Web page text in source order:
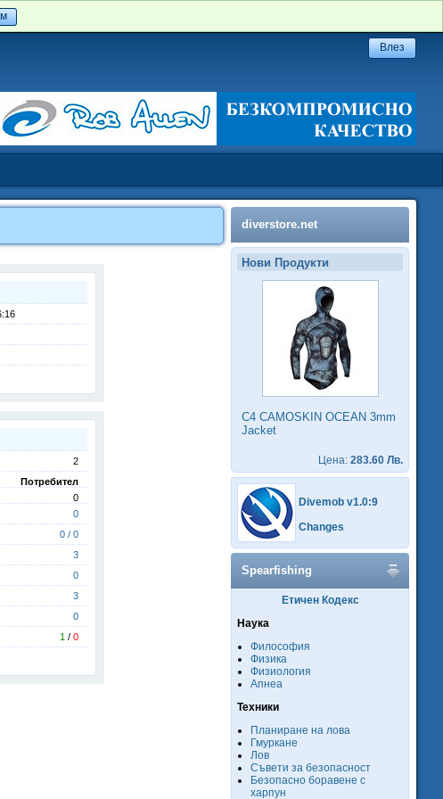
2
Потребител
0
0
0 / 0
3
0
3
0
1 / 0
diverstore.net
Нови Продукти
C4 CAMOSKIN OCEAN 3mm
Jacket
Цена: 283.60 Лв.
Divemob v1.0:9
Changes
Spearfishing
Етичен Кодекс
Наука
Философия
Физика
Физиология
Апнеа
Техники
Планиране на лова
Гмуркане
Лов
Съвети за безопасност
Безопасно боравене с
харпун